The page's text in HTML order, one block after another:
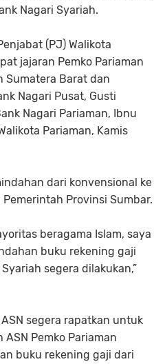
Nagari Syariah.
(PJ) Walikota
jajaran Pemko Pariaman
Sumatera Barat dan
Nagari Pusat, Gusti
Nagari Pariaman, Ibnu
Pariaman, Kamis
dari konvensional ke
Provinsi Sumbar.
beragama Islam, saya
buku rekening gaji
segera dilakukan,”
segera rapatkan untuk
Pemko Pariaman
buku rekening gaji dari